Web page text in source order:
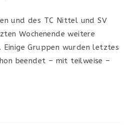
und des TC Nittel und SV
Wochenende weitere
Einige Gruppen wurden letztes
beendet – mit teilweise –